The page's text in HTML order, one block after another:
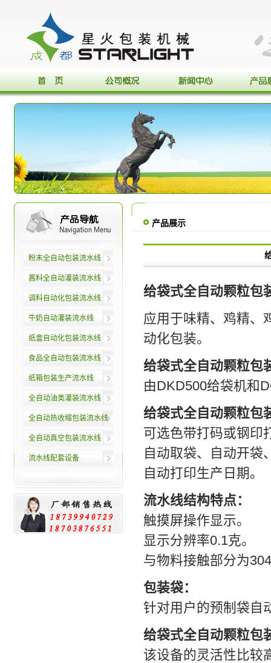
粉末全自动包装流水线
酱料全自动灌装流水线
调料自动化包装流水线
牛奶自动灌装流水线
纸盒自动化包装流水线
食品全自动包装流水线
纸箱包装生产流水线
全自动油类灌装流水线
全自动热收缩包装流水线
全自动真空包装流水线
流水线配套设备
产品展示
给袋式全自动颗粒包
应用于味精、鸡精、
动化包装。
给袋式全自动颗粒包
由DKD500给袋机和
给袋式全自动颗粒包
可选色带打码或钢印
自动取袋、自动开袋
自动打印生产日期。
流水线结构特点：
触摸屏操作显示。
显示分辨率0.1克。
与物料接触部分为
包装袋：
针对用户的预制袋自
给袋式全自动颗粒包
该设备的灵活性比较